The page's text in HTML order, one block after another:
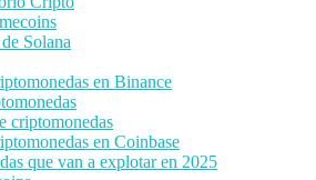
Solana
en Binance
criptomonedas
en Coinbase
que van a explotar en 2025